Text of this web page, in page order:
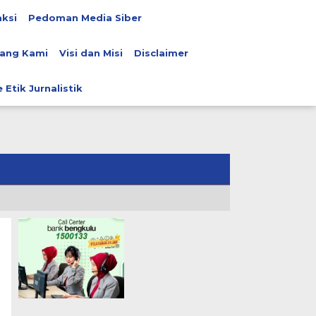
Pedoman Media Siber
Kami Visi dan Misi Disclaimer
Etik Jurnalistik